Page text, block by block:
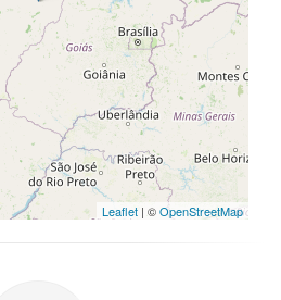
Leaflet | ©OpenStreetMap